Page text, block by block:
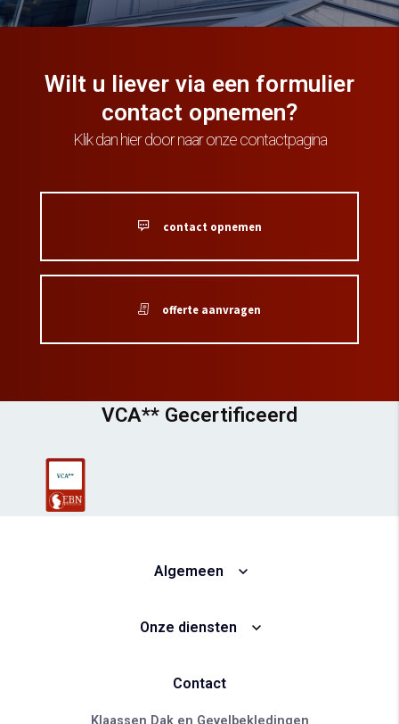
Wilt u liever via een formulier
contact opnemen?
Klik dan hier door naar onze contactpagina
contact opnemen
offerte aanvragen
VCA** Gecertificeerd
Algemeen
Onze diensten
Contact